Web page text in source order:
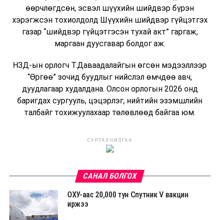
өөрчлөгдсөн, эсвэл шүүхийн шийдвэр бүрэн
хэрэгжсэн тохиолдолд Шүүхийн шийдвэр гүйцэтгэх
газар “шийдвэр гүйцэтгэсэн тухай акт” гаргаж,
маргаан дуусгавар болдог аж.
НЗД-ын орлогч Т.Даваадалайгын өгсөн мэдээллээр
“Өргөө” зочид буудлыг нийслэл өмчдөө авч,
дуудлагаар худалдана. Олсон орлогын 2026 онд
баригдах сургууль, цэцэрлэг, нийтийн эзэмшлийн
талбайг тохижуулахаар төлөвлөөд байгаа юм.
СУРТАЛЧИЛГАА
САНАЛ БОЛГОХ
ОХУ-аас 20,000 тун Спутник V вакцин
иржээ